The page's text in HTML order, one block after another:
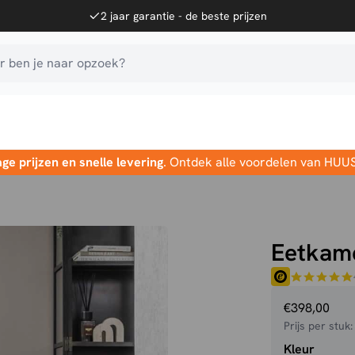
2 jaar garantie - de beste prijzen
ben je naar opzoek?
prijzen en snelle levering. Ontdek alle voordelen van
€398,00
Prijs per stuk:
Kleur